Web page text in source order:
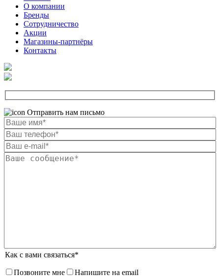
О компании
Бренды
Сотрудничество
Акции
Магазины-партнёры
Контакты
Отправить нам письмо
Как с вами связаться*
Позвоните мне Напишите на email